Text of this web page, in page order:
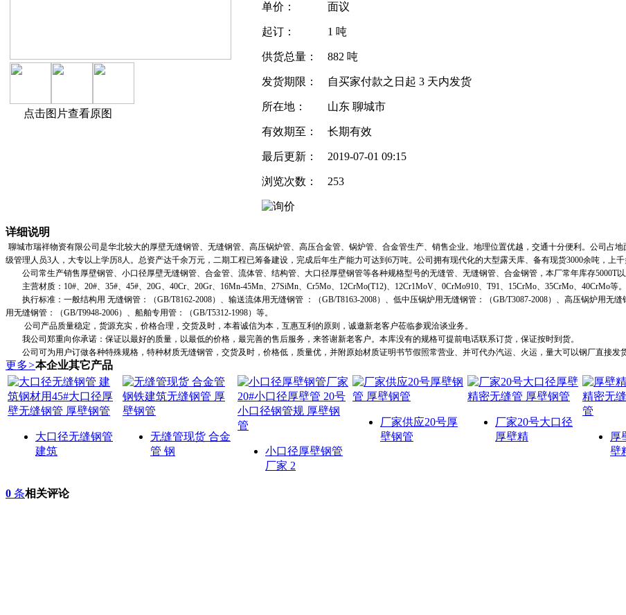
点击图片查看原图
单价： 面议
起订： 1 吨
供货总量： 882 吨
发货期限： 自买家付款之日起 3 天内发货
所在地： 山东 聊城市
有效期至： 长期有效
最后更新： 2019-07-01 09:15
浏览次数： 253
详细说明
聊城市瑞祥物资有限公司是华北较大的厚壁无缝钢管、无缝钢管、高压锅炉管、高压合金管、锅炉管、合金管生产、销售企业。地理位置优越，交通十分便利。公司占
级管理人员3人，大专以上学历8人。总资产达千余万元，二期工程已筹备建设，完成后年生产能力可达到6万吨。公司拥有现代化的大型露天库、备有现货3000余吨，上千
公司常生产销售厚壁钢管、小口径厚壁无缝钢管、合金管、流体管、结构管、大口径厚壁钢管等各种规格型号的无缝管、无缝钢管、合金钢管，本厂常年库存5000T
主营材质：10#、20#、35#、45#、20G、40Cr、20Gr、16Mn-45Mn、27SiMn、Cr5Mo、12CrMo(T12)、12Cr1MoV、0CrMo910、T91、15CrMo、35CrMo、40CrMo等。
执行标准：一般结构用 无缝钢管：（GB/T8162-2008）、输送流体用无缝钢管 ：（GB/T8163-2008）、低中压锅炉用无缝钢管：（GB/T3087-2008）、高压锅炉用无缝
用无缝钢管：（GB/T9948-2006）、船舶专用管：（GB/T5312-1998）等。
公司产品质量稳定，货源充实，价格合理，交货及时，本着诚信为本，互惠互利的原则，诚邀新老客户莅临参观洽谈业务。
我公司郑重向你承诺：保证以最好的质量，以最低的价格，最完善的售后服务，来答谢新老客户。本库没有的规格可提前电话联系订货，保证按时到货。
公司可为用户订做各种特殊规格，特种材质无缝钢管，交货及时，价格低，质量优，并附原始材质证明书节假照常营业、并可代办汽运、火运，量大可以钢厂直接发
更多>本企业其它产品
大口径无缝钢管
建筑
无缝管现货 合金
管 钢
小口径厚壁钢管
厂家 2
厂家供应20号厚
壁钢管
厂家20号大口径
厚壁精
厚
壁
0 条相关评论